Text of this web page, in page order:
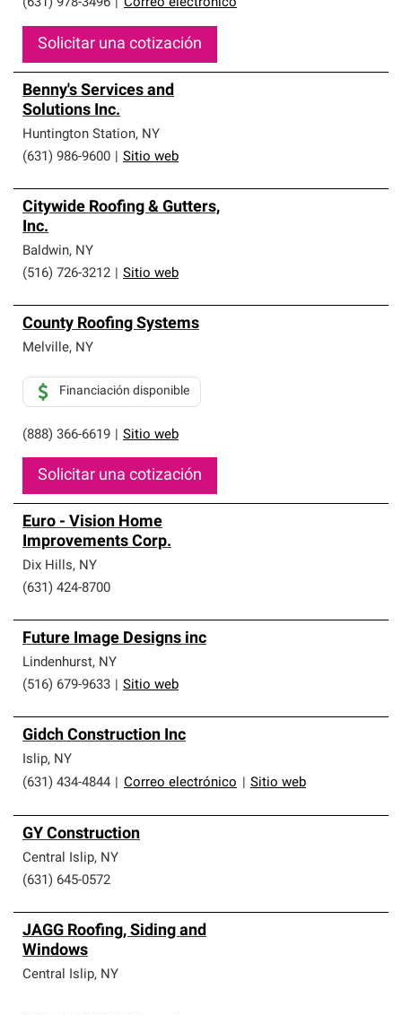
(631) 978-3496 Correo electrónico
Solicitar una cotización
Benny's Services and
Solutions Inc.
Huntington Station, NY
(631) 986-9600
Sitio web
Citywide Roofing & Gutters,
Inc.
Baldwin, NY
(516) 726-3212
Sitio web
County Roofing Systems
Melville, NY
(888) 366-6619 Sitio web
Financiación disponible
Solicitar una cotización
Euro - Vision Home
Improvements Corp.
Dix Hills, NY
(631) 424-8700
Future Image Designs inc
Lindenhurst, NY
(516) 679-9633
Sitio web
Gidch Construction Inc
Islip, NY
(631) 434-4844
Correo electrónico Sitio web
GY Construction
Central Islip, NY
(631) 645-0572
JAGG Roofing, Siding and
Windows
Central Islip, NY